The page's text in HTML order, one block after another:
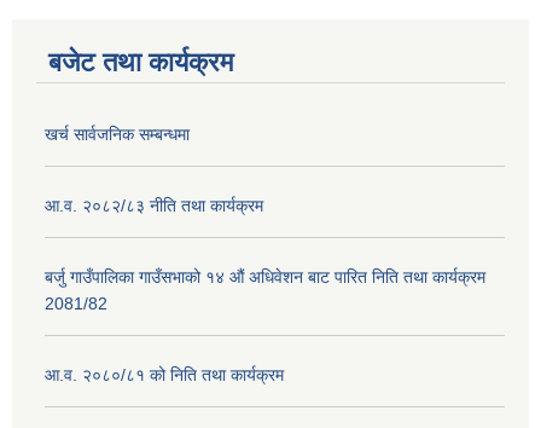
बजेट तथा कार्यक्रम
खर्च सार्वजनिक सम्बन्धमा
आ.व. २०८२/८३ नीति तथा कार्यक्रम
बर्जु गाउँपालिका गाउँसभाको १४ औं अधिवेशन बाट पारित निति तथा कार्यक्रम
2081/82
आ.व. २०८०/८१ को निति तथा कार्यक्रम